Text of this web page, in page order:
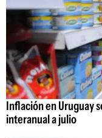
Inflación en Uruguay
interanual a julio